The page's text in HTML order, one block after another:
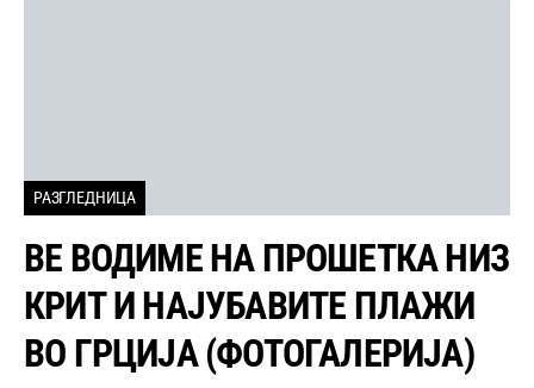
РАЗГЛЕДНИЦА
ВЕ ВОДИМЕ НА ПРОШЕТКА НИЗ
КРИТ И НАЈУБАВИТЕ ПЛАЖИ
ВО ГРЦИЈА (ФОТОГАЛЕРИЈА)